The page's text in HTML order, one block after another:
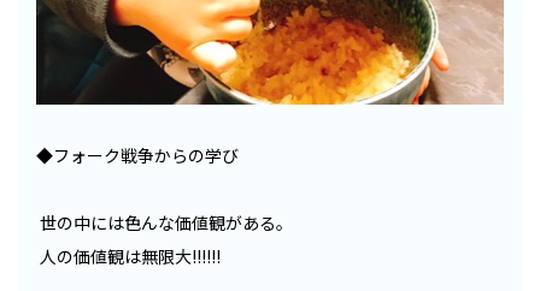
◆フォーク戦争からの学び
世の中には色んな価値観がある。
人の価値観は無限大!!!!!!